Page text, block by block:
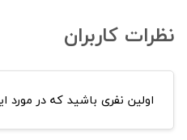
نظرات کاربران
اولین نفری باشید که در مورد